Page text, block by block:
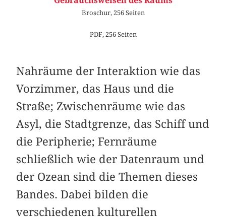
Broschur, 256 Seiten
PDF, 256 Seiten
Nahräume der Interaktion wie das
Vorzimmer, das Haus und die
Straße; Zwischenräume wie das
Asyl, die Stadtgrenze, das Schiff und
die Peripherie; Fernräume
schließlich wie der Datenraum und
der Ozean sind die Themen dieses
Bandes. Dabei bilden die
verschiedenen kulturellen